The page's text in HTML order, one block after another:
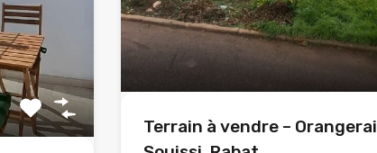
Terrain à vendre – Orangerai